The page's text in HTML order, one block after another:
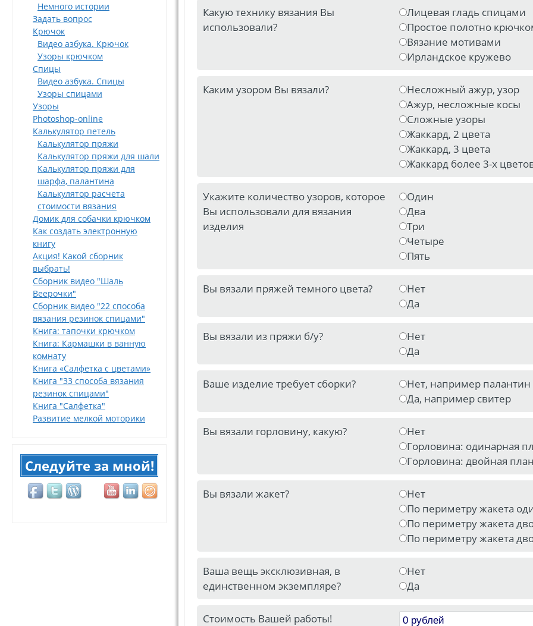
Немного истории
Задать вопрос
Крючок
Видео азбука. Крючок
Узоры крючком
Спицы
Видео азбука. Спицы
Узоры спицами
Узоры
Photoshop-online
Калькулятор петель
Калькулятор пряжи
Калькулятор пряжи для шали
Калькулятор пряжи для
шарфа, палантина
Калькулятор расчета
стоимости вязания
Домик для собачки крючком
Как создать электронную
книгу
Акция! Какой сборник
выбрать!
Сборник видео "Шаль
Веерочки"
Сборник видео "22 способа
вязания резинок спицами"
Книга: тапочки крючком
Книга: Кармашки в ванную
комнату
Книга «Салфетка с цветами»
Книга "33 способа вязания
резинок спицами"
Книга "Салфетка"
Развитие мелкой моторики
Следуйте за мной!
Какую технику вязания Вы
использовали?
Лицевая гладь спицами
Простое полотно
Вязание мотивами
Ирландское кружево
Каким узором Вы вязали?
Несложный ажур, узор
Ажур, несложные косы
Сложные узоры
Жаккард, 2 цвета
Жаккард, 3 цвета
Жаккард более 3-х
Укажите количество узоров, которое
Вы использовали для вязания
изделия
Один
Два
Три
Четыре
Пять
Вы вязали пряжей темного цвета?
Нет
Да
Вы вязали из пряжи б/у?
Нет
Да
Ваше изделие требует сборки?
Нет, например палантин
Да, например свитер
Вы вязали горловину, какую?
Нет
Горловина: одинарная
Горловина: двойная
Вы вязали жакет?
Нет
По периметру жакета
По периметру жакета
По периметру жакета
Ваша вещь эксклюзивная, в
единственном экземпляре?
Нет
Да
Стоимость Вашей работы!